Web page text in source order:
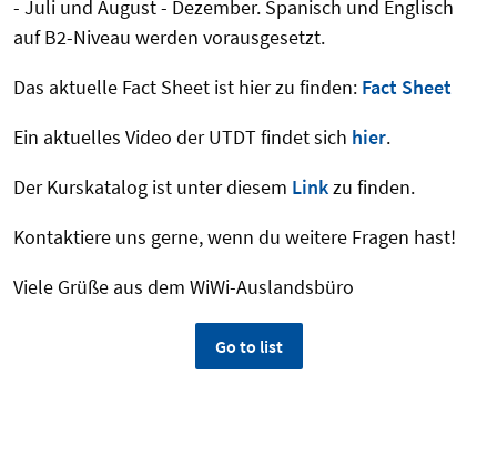
- Juli und August - Dezember. Spanisch und Englisch
auf B2-Niveau werden vorausgesetzt.
Das aktuelle Fact Sheet ist hier zu finden: Fact Sheet
Ein aktuelles Video der UTDT findet sich hier.
Der Kurskatalog ist unter diesem Linkzu finden.
Kontaktiere uns gerne, wenn du weitere Fragen hast!
Viele Grüße aus dem WiWi-Auslandsbüro
Go to list